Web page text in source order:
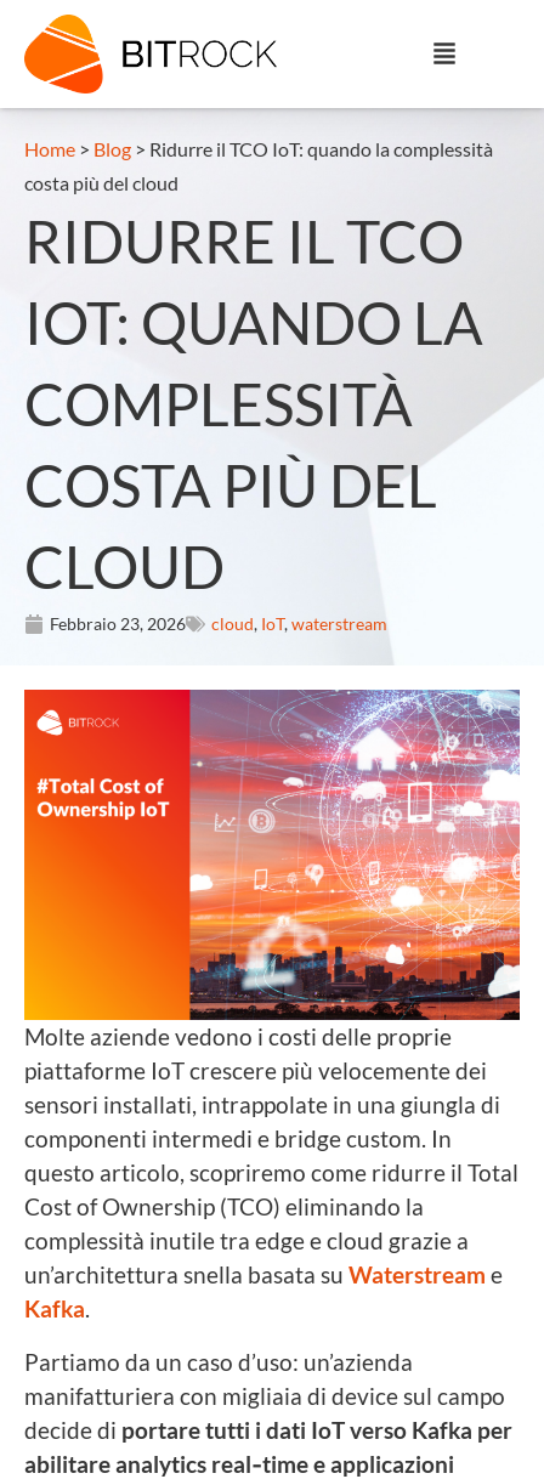
Home > Blog > Ridurre il TCO IoT: quando la complessità
costa più del cloud
RIDURRE IL TCO
IOT: QUANDO LA
COMPLESSITÀ
COSTA PIÙ DEL
CLOUD
Febbraio 23, 2026 cloud, IoT,waterstream
Molte aziende vedono i costi delle proprie
piattaforme IoT crescere più velocemente dei
sensori installati, intrappolate in una giungla di
componenti intermedi e bridge custom. In
questo articolo, scopriremo come ridurre il Total
Cost of Ownership (TCO) eliminando la
complessità inutile tra edge e cloud grazie a
un’architettura snella basata su Waterstream e
Kafka.
Partiamo da un caso d’uso: un’azienda
manifatturiera con migliaia di device sul campo
decide di portare tutti i dati IoT verso Kafka per
abilitare analytics real‑time e applicazioni